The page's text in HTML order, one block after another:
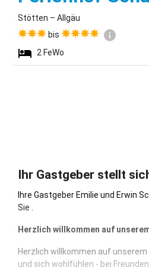
Stötten – Allgäu
bis
2 FeWo
Ihr Gastgeber stellt
Ihre Gastgeber Emilie und Erwin
Sie .
Herzlich willkommen auf
Herzlich willkommen auf
und sich wohlfühlen - bei